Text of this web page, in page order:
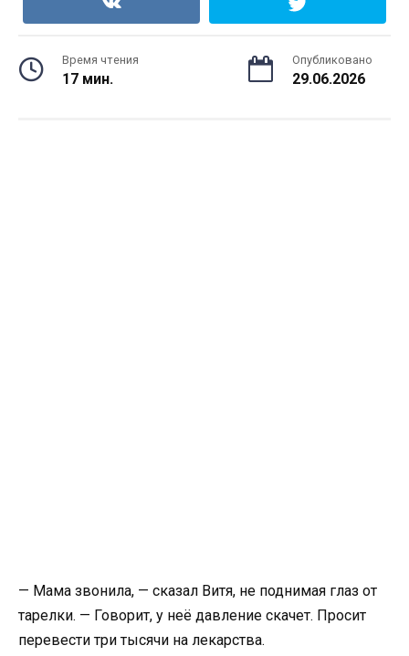
Время чтения
17 мин.
Опубликовано
29.06.2026
— Мама звонила, — сказал Витя, не поднимая глаз от
тарелки. — Говорит, у неё давление скачет. Просит
перевести три тысячи на лекарства.